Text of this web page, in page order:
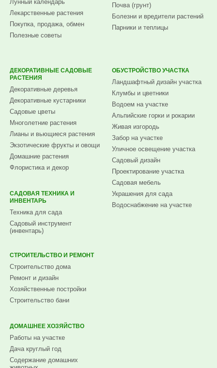
Лунный календарь
Лекарственные растения
Покупка, продажа, обмен
Полезные советы
Почва (грунт)
Болезни и вредители растений
Парники и теплицы
ДЕКОРАТИВНЫЕ САДОВЫЕ
РАСТЕНИЯ
Декоративные деревья
Декоративные кустарники
Садовые цветы
Многолетние растения
Лианы и вьющиеся растения
Экзотические фрукты и овощи
Домашние растения
Флористика и декор
САДОВАЯ ТЕХНИКА И
ИНВЕНТАРЬ
Техника для сада
Садовый инструмент
(инвентарь)
ОБУСТРОЙСТВО УЧАСТКА
Ландшафтный дизайн участка
Клумбы и цветники
Водоем на участке
Альпийские горки и рокарии
Живая изгородь
Забор на участке
Уличное освещение участка
Садовый дизайн
Проектирование участка
Садовая мебель
Украшения для сада
Водоснабжение на участке
СТРОИТЕЛЬСТВО И РЕМОНТ
Строительство дома
Ремонт и дизайн
Хозяйственные постройки
Строительство бани
ДОМАШНЕЕ ХОЗЯЙСТВО
Работы на участке
Дача круглый год
Содержание домашних